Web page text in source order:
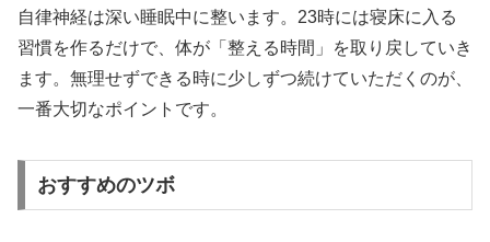
自律神経は深い睡眠中に整います。23時には寝床に入る
習慣を作るだけで、体が「整える時間」を取り戻していき
ます。無理せずできる時に少しずつ続けていただくのが、
一番大切なポイントです。
おすすめのツボ